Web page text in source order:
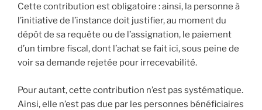
Cette contribution est obligatoire : ainsi, la personne à
l’initiative de l’instance doit justifier, au moment du
dépôt de sa requête ou de l’assignation, le paiement
d’un timbre fiscal, dont l’achat se fait ici, sous peine de
voir sa demande rejetée pour irrecevabilité.
Pour autant, cette contribution n’est pas systématique.
Ainsi, elle n’est pas due par les personnes bénéficiaires